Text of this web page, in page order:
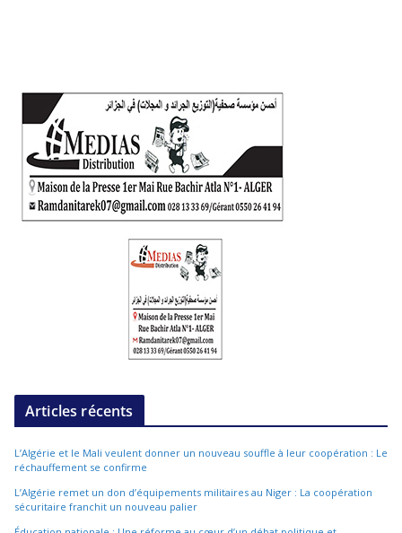
Articles récents
L’Algérie et le Mali veulent donner un nouveau souffle à leur coopération : Le
réchauffement se confirme
L’Algérie remet un don d’équipements militaires au Niger : La coopération
sécuritaire franchit un nouveau palier